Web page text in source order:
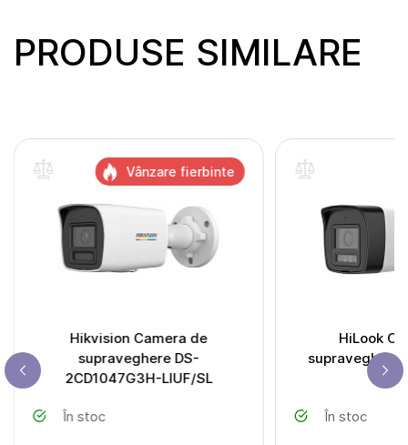
PRODUSE SIMILARE
Hikvision Camera de
supraveghere DS-
2CD1047G3H-LIUF/SL
În stoc
Vânzare fierbinte
HiLook
supraveghere IPC-B140HA-
În stoc